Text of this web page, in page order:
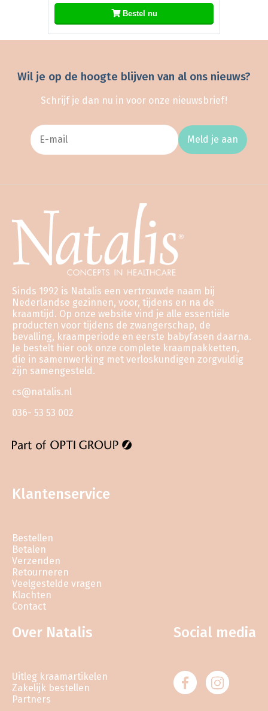
Bestel nu
Wil je op de hoogte blijven van al ons nieuws?
Schrijf je dan nu in voor onze nieuwsbrief!
Meld je aan
Sinds 1992 is Natalis een vertrouwde naam bij
Nederlandse gezinnen, voor, tijdens en na de
kraamtijd. Op onze website vind je alle essentiële
producten voor tijdens de zwangerschap, de
bevalling, kraamperiode en eerste babyfasen daarna.
Je bestelt hier ook onze complete kraampakketten,
die in samenwerking met verloskundigen zorgvuldig
zijn samengesteld.
cs@natalis.nl
036- 53 53 002
Klantenservice
Bestellen
Betalen
Verzenden
Retourneren
Veelgestelde vragen
Klachten
Contact
Over Natalis
Uitleg kraamartikelen
Zakelijk bestellen
Partners
Social media